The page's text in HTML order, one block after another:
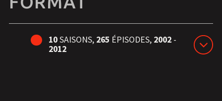
10SAISONS, 265 ÉPISODES, 2002-
2012